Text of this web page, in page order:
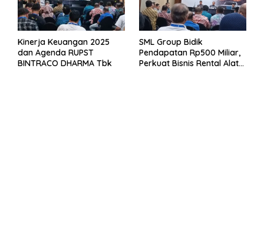
Kinerja Keuangan 2025
dan Agenda RUPST
BINTRACO DHARMA Tbk
SML Group Bidik
Pendapatan Rp500 Miliar,
Perkuat Bisnis Rental Alat